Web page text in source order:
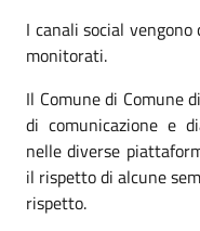
I canali social
monitorati.
Il Comune di Comune
di comunicazione e
nelle diverse
il rispetto di alcune
rispetto.